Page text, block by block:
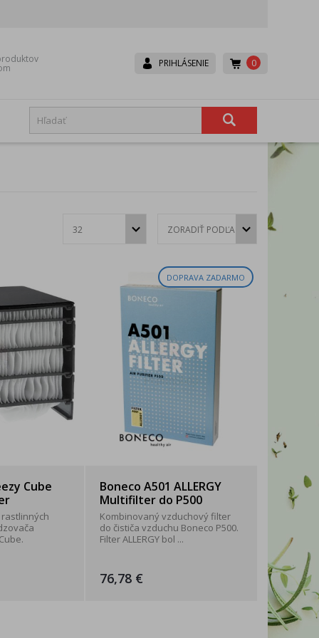
0
PRIHLÁSENIE
Ice Power
Rival
Scala
WITTYBELLE 2xK
Cube
DOPRAVA ZADARMO
Boneco A501 ALLERGY
Multifilter do P500
Kombinovaný vzduchový filter
do čističa vzduchu Boneco P500.
Filter ALLERGY bol ...
76,78 €